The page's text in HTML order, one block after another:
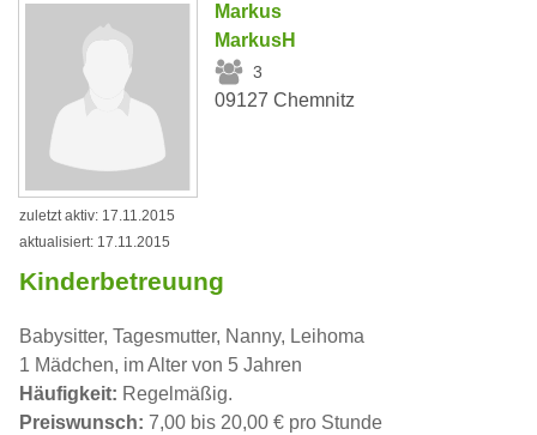
Markus
MarkusH
3
09127 Chemnitz
zuletzt aktiv: 17.11.2015
aktualisiert: 17.11.2015
Kinderbetreuung
Babysitter, Tagesmutter, Nanny, Leihoma
1 Mädchen, im Alter von 5 Jahren
Häufigkeit: Regelmäßig.
Preiswunsch: 7,00 bis 20,00 € pro Stunde